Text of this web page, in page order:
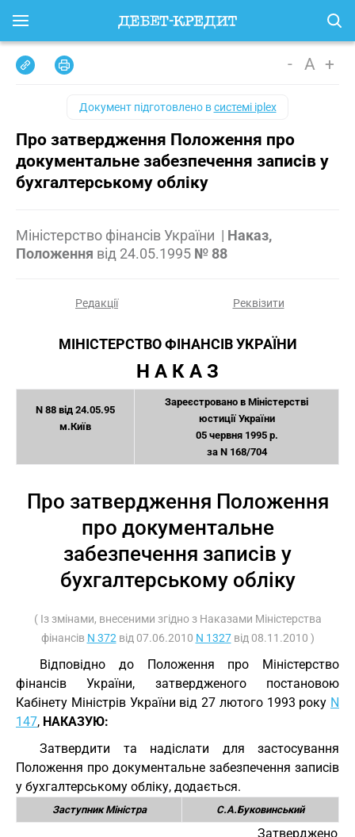
- A +
Документ підготовлено всистемі iplex
Про затвердження Положення про
документальне забезпечення записів у
бухгалтерському обліку
Міністерство фінансів України | Наказ,
Положення від 24.05.1995 № 88
Редакції Реквізити
МІНІСТЕРСТВО ФІНАНСІВ УКРАЇНИ
Н А К А З
N 88 від 24.05.95
м.Київ
Зареєстровано в Міністерстві
юстиції України
05 червня 1995 р.
за N 168/704
Про затвердження Положення
про документальне
забезпечення записів у
бухгалтерському обліку
( Із змінами, внесеними згідно з Наказами Міністерства
фінансів N 372 від 07.06.2010 N 1327від 08.11.2010 )
Відповідно до Положення про Міністерство
фінансів України, затвердженого постановою
Кабінету Міністрів України від 27 лютого 1993 року N
147, НАКАЗУЮ:
Затвердити та надіслати для застосування
Положення про документальне забезпечення записів
у бухгалтерському обліку, додається.
Заступник Міністра С.А.Буковинський
Затверджено